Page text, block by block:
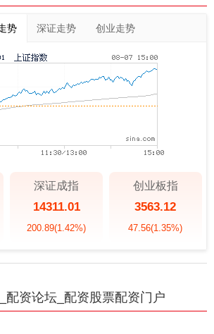
势 深证走势 创业走势
深证成指
14311.01
200.89(1.42%)
创业板指
3563.12
47.56(1.35%)
配资论坛_配资股票配资门户